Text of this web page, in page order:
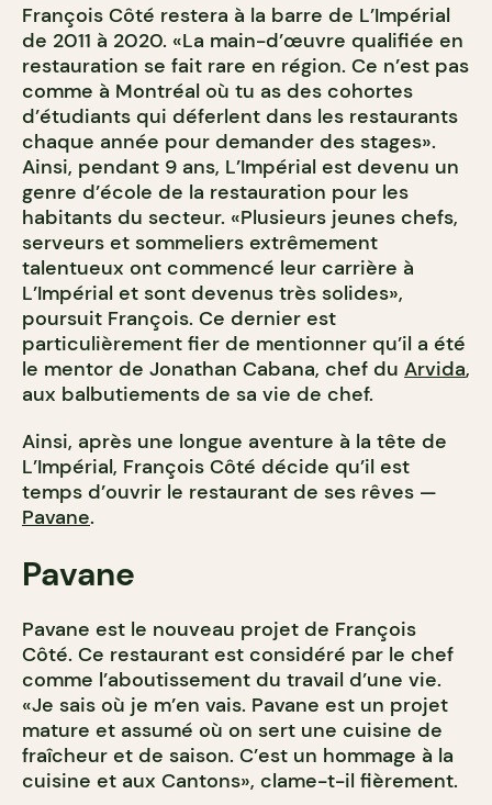
François Côté restera à la barre de L’Impérial
de 2011 à 2020. «La main-d’œuvre qualifiée en
restauration se fait rare en région. Ce n’est pas
comme à Montréal où tu as des cohortes
d’étudiants qui déferlent dans les restaurants
chaque année pour demander des stages».
Ainsi, pendant 9 ans, L’Impérial est devenu un
genre d’école de la restauration pour les
habitants du secteur. «Plusieurs jeunes chefs,
serveurs et sommeliers extrêmement
talentueux ont commencé leur carrière à
L’Impérial et sont devenus très solides»,
poursuit François. Ce dernier est
particulièrement fier de mentionner qu’il a été
le mentor de Jonathan Cabana, chef du Arvida,
aux balbutiements de sa vie de chef.
Ainsi, après une longue aventure à la tête de
L’Impérial, François Côté décide qu’il est
temps d’ouvrir le restaurant de ses rêves —
Pavane.
Pavane
Pavane est le nouveau projet de François
Côté. Ce restaurant est considéré par le chef
comme l’aboutissement du travail d’une vie.
«Je sais où je m’en vais. Pavane est un projet
mature et assumé où on sert une cuisine de
fraîcheur et de saison. C’est un hommage à la
cuisine et aux Cantons», clame-t-il fièrement.